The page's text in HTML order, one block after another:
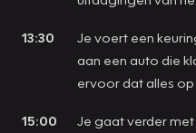
13:30
Je voert een
aan een auto die
ervoor dat alles
15:00
Je gaat verder